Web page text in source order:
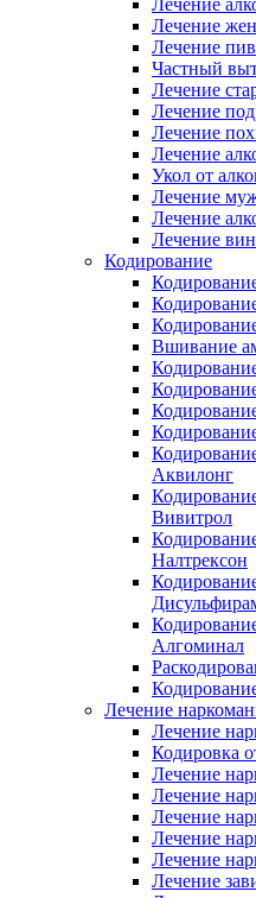
Лечение
Лечение
Лечение
Частный
Лечение
Лечение
Лечение
Лечение
Укол от
Лечение
Лечение
Лечение
Кодирование
Вшивание
Аквилонг
Вивитрол
Налтрексон
Алгоминал
Лечение
Лечение
Кодировка
Лечение
Лечение
Лечение
Лечение
Лечение
Лечение